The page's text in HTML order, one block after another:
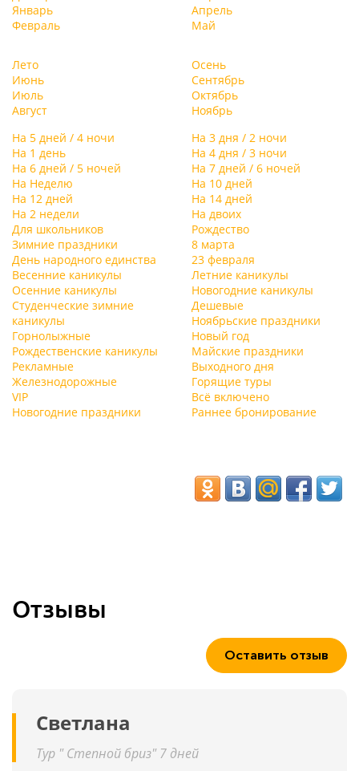
Январь
Февраль
Апрель
Май
Лето
Июнь
Июль
Август
Осень
Сентябрь
Октябрь
Ноябрь
На 5 дней / 4 ночи
На 3 дня / 2 ночи
На 1 день
На 4 дня / 3 ночи
На 6 дней / 5 ночей
На 7 дней / 6 ночей
На Неделю
На 10 дней
На 12 дней
На 14 дней
На 2 недели
На двоих
Для школьников
Рождество
Зимние праздники
8 марта
День народного единства
23 февраля
Весенние каникулы
Летние каникулы
Осенние каникулы
Новогодние каникулы
Студенческие зимние
каникулы
Дешевые
Ноябрьские праздники
Горнолыжные
Новый год
Рождественские каникулы
Майские праздники
Рекламные
Выходного дня
Железнодорожные
Горящие туры
VIP
Всё включено
Новогодние праздники
Раннее бронирование
Отзывы
Оставить отзыв
Светлана
Тур " Степной бриз" 7 дней